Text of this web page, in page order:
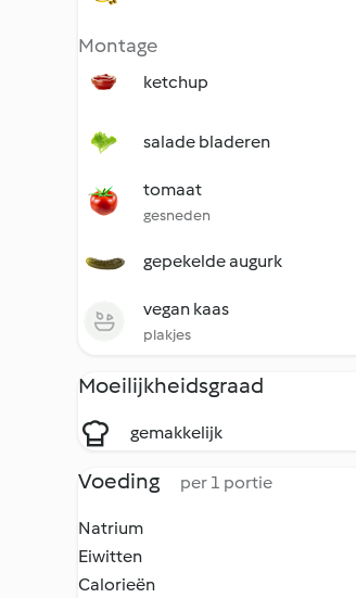
Montage
ketchup
salade bladeren
tomaat
gesneden
gepekelde augurk
vegan kaas
plakjes
Moeilijkheidsgraad
gemakkelijk
Voeding per 1 portie
Natrium
Eiwitten
Calorieën